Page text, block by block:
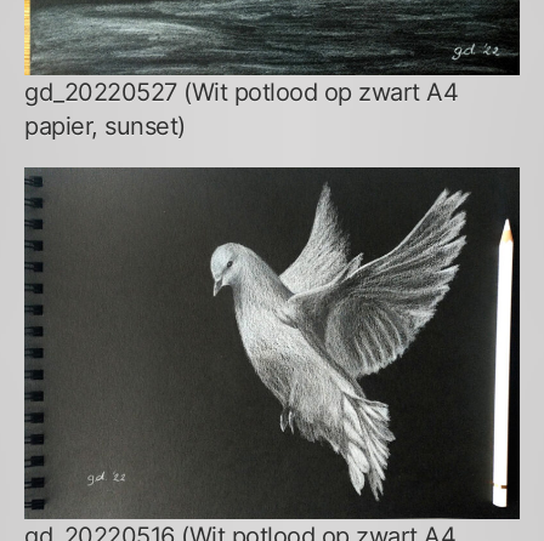
gd_20220527 (Wit potlood op zwart A4
papier, sunset)